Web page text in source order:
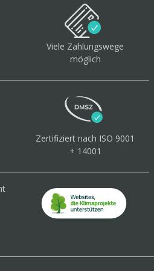
Viele Zahlungswege
möglich
Zertifiziert nach ISO 9001
+ 14001